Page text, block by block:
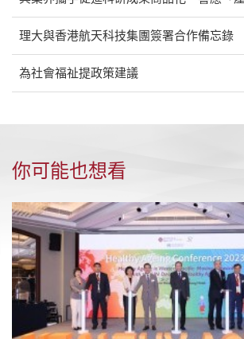
理大與香港航天科技集團簽署合作備忘錄
為社會福祉提政策建議
你可能也想看